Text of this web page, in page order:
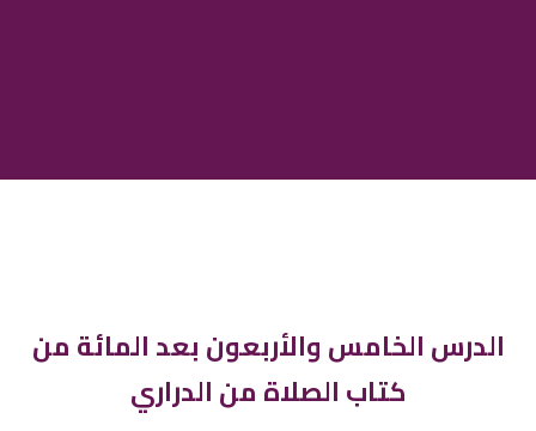
الدرس الخامس والأربعون بعد المائة من
كتاب الصلاة من الدراري